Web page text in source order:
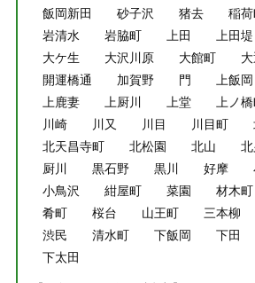
飯岡新田
砂子沢 猪去 稲
岩清水
岩脇町 上田 上田堤
大ケ生
大沢川原 大館町
開運橋通
加賀野 門 上飯岡
上鹿妻
上厨川 上堂 上ノ
川崎
川又 川目 川目町
北天昌寺町
北松園 北山
厨川
黒石野 黒川 好摩
小鳥沢
紺屋町 菜園 材木町
肴町
桜台 山王町 三本柳
渋民
清水町 下飯岡 下田
下太田